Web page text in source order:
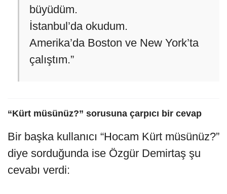
büyüdüm.
İstanbul’da okudum.
Amerika’da Boston ve New York’ta
çalıştım.”
“Kürt müsünüz?” sorusuna çarpıcı bir cevap
Bir başka kullanıcı “Hocam Kürt müsünüz?”
diye sorduğunda ise Özgür Demirtaş şu
cevabı verdi: